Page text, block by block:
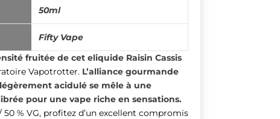
50ml
Fifty Vape
fruitée de cet eliquide Raisin Cassis
Vapotrotter. L’alliance gourmande
acidulé se mêle à une
pour une vape riche en sensations.
50 % VG, profitez d’un excellent compromis